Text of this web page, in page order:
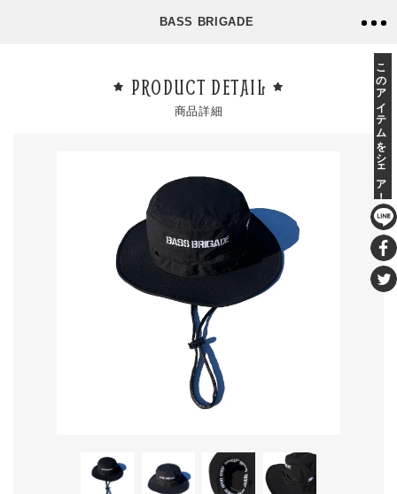
BASS BRIGADE
PRODUCT DETAIL
商品詳細 このアイテムをシェア！